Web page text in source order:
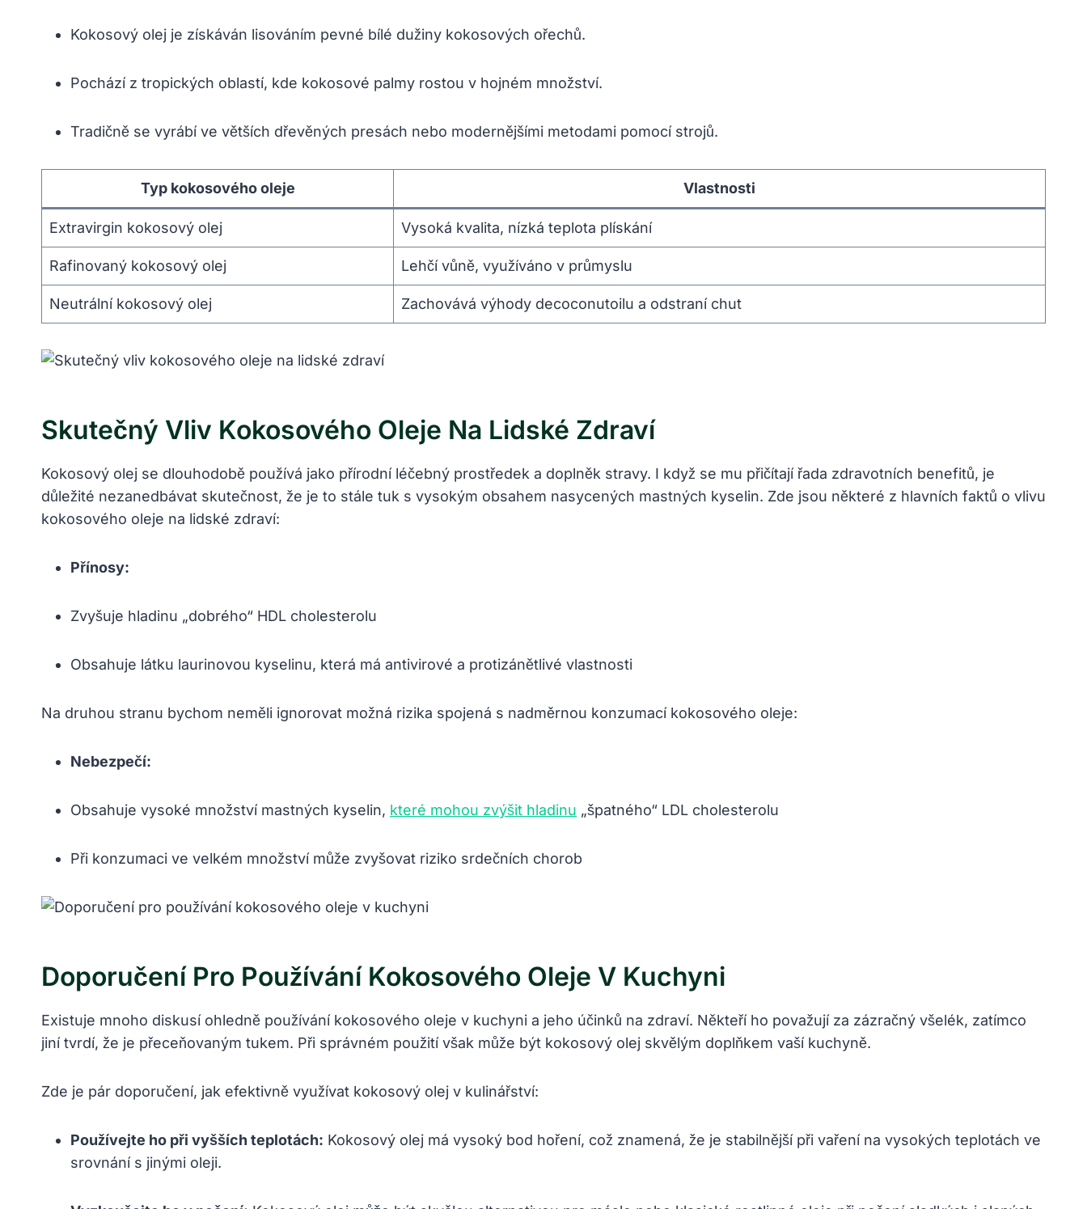
Kokosový olej je získáván lisováním pevné bílé dužiny kokosových ořechů.
Pochází z tropických oblastí, kde kokosové palmy rostou v hojném množství.
Tradičně se vyrábí ve větších dřevěných presách nebo modernějšími metodami pomocí strojů.
Typ kokosového oleje Vlastnosti
Extravirgin kokosový olej Vysoká kvalita, nízká teplota plískání
Rafinovaný kokosový olej Lehčí vůně, využíváno v průmyslu
Neutrální kokosový olej Zachovává výhody decoconutoilu a odstraní chut
Skutečný Vliv Kokosového Oleje Na Lidské Zdraví
Kokosový olej se dlouhodobě používá jako přírodní léčebný prostředek a doplněk stravy. I když se mu přičítají řada zdravotních benefitů, je
důležité nezanedbávat skutečnost, že je to stále tuk s vysokým obsahem nasycených mastných kyselin. Zde jsou některé z hlavních faktů o vlivu
kokosového oleje na lidské zdraví:
Přínosy:
Zvyšuje hladinu „dobrého“ HDL cholesterolu
Obsahuje látku laurinovou kyselinu, která má antivirové a protizánětlivé vlastnosti
Na druhou stranu bychom neměli ignorovat možná rizika spojená s nadměrnou konzumací kokosového oleje:
Nebezpečí:
Obsahuje vysoké množství mastných kyselin, které mohou zvýšit hladinu „špatného“ LDL cholesterolu
Při konzumaci ve velkém množství může zvyšovat riziko srdečních chorob
Doporučení Pro Používání Kokosového Oleje V Kuchyni
Existuje mnoho diskusí ohledně používání kokosového oleje v kuchyni a jeho účinků na zdraví. Někteří ho považují za zázračný všelék, zatímco
jiní tvrdí, že je přeceňovaným tukem. Při správném použití však může být kokosový olej skvělým doplňkem vaší kuchyně.
Zde je pár doporučení, jak efektivně využívat kokosový olej v kulinářství:
Používejte ho při vyšších teplotách: Kokosový olej má vysoký bod hoření, což znamená, že je stabilnější při vaření na vysokých teplotách ve
srovnání s jinými oleji.